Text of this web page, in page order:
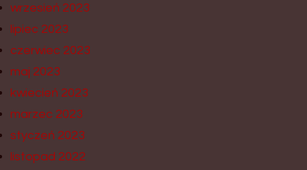
wrzesień 2023
lipiec 2023
czerwiec 2023
maj 2023
kwiecień 2023
marzec 2023
styczeń 2023
listopad 2022